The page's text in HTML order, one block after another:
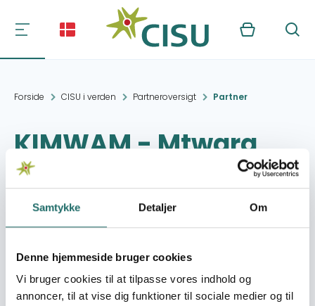
Samtykke Detaljer Om
Denne hjemmeside bruger cookies
Vi bruger cookies til at tilpasse vores indhold og
annoncer, til at vise dig funktioner til sociale medier og til
Kurv Søg
Forside CISU i verden Partneroversigt Partner
KIMWAM - Mtwara
Umbrella People's
Organisation
Building 1st Floor
kimwam1@yahoo.com